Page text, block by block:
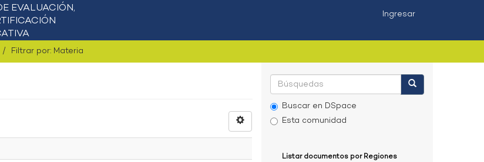
Ingresar
Filtrar por: Materia
Buscar en DSpace
Esta comunidad
Listar documentos por Regiones